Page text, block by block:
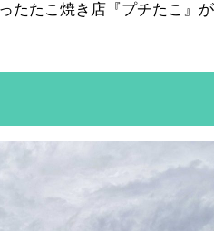
たたこ焼き店『プチたこ』